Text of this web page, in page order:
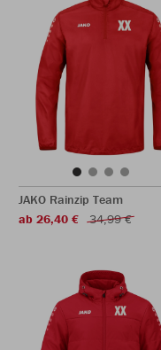
JAKO Rainzip Team
ab 26,40 €
34,99 €